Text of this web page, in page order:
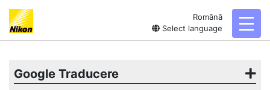
Română
Select language
Google Traducere